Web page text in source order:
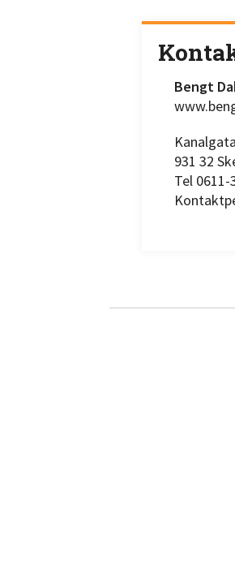
Bengt
931 32
Tel 0611-